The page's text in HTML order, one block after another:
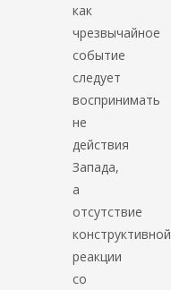
как
чрезвычайное
событие
следует
воспринимать
не
действия
Запада,
а
отсутствие
конструктивной
реакции
со